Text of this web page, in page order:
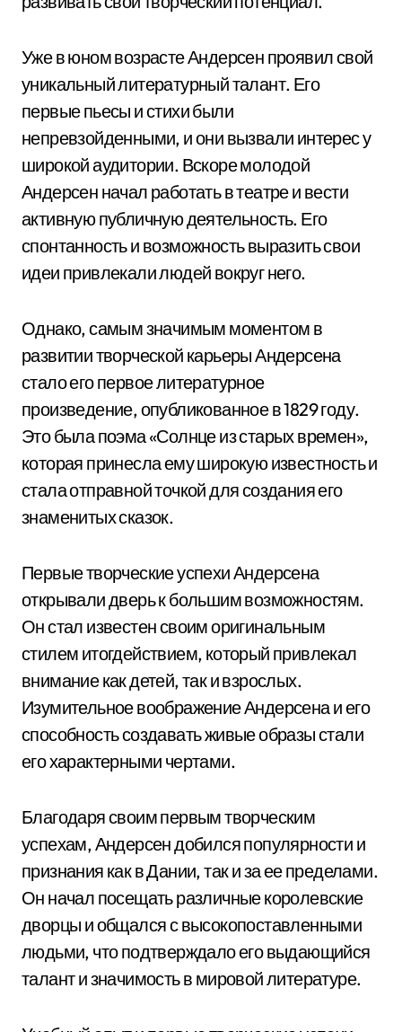
Уже в юном возрасте Андерсен проявил свой
уникальный литературный талант. Его
первые пьесы и стихи были
непревзойденными, и они вызвали интерес у
широкой аудитории. Вскоре молодой
Андерсен начал работать в театре и вести
активную публичную деятельность. Его
спонтанность и возможность выразить свои
идеи привлекали людей вокруг него.
Однако, самым значимым моментом в
развитии творческой карьеры Андерсена
стало его первое литературное
произведение, опубликованное в 1829 году.
Это была поэма «Солнце из старых времен»,
которая принесла ему широкую известность и
стала отправной точкой для создания его
знаменитых сказок.
Первые творческие успехи Андерсена
открывали дверь к большим возможностям.
Он стал известен своим оригинальным
стилем итогдействием, который привлекал
внимание как детей, так и взрослых.
Изумительное воображение Андерсена и его
способность создавать живые образы стали
его характерными чертами.
Благодаря своим первым творческим
успехам, Андерсен добился популярности и
признания как в Дании, так и за ее пределами.
Он начал посещать различные королевские
дворцы и общался с высокопоставленными
людьми, что подтверждало его выдающийся
талант и значимость в мировой литературе.